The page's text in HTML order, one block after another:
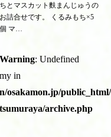
ちとマスカット麩まんじゅうの
お詰合せです。 くるみもち×5
個 マ…
Warning: Undefined
in
osakamon.jp/
archive.php